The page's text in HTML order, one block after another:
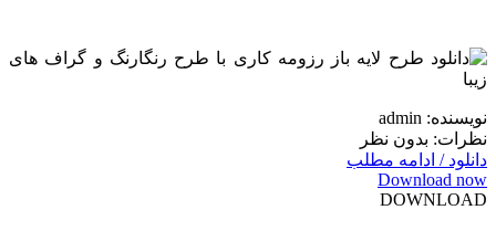
نویسنده: admin
نظرات: بدون نظر
دانلود / ادامه مطلب
Download now
DOWNLOAD